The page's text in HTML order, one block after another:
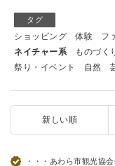
タグ
ショッピング 体験 フ
ネイチャー系
ものづく
祭り・イベント
自然
新しい順
・・・あわら市観光協会